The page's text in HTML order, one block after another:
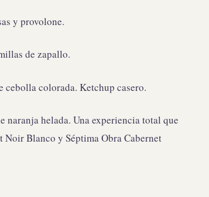
y provolone.
de zapallo.
cebolla colorada. Ketchup casero.
naranja helada. Una experiencia total que
Blanco y Séptima Obra Cabernet